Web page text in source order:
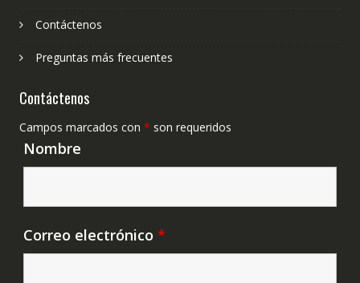
Contáctenos
Preguntas más frecuentes
Contáctenos
Campos marcados con * son requeridos
Nombre
Correo electrónico *